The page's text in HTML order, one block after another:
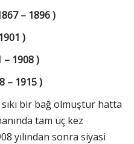
– 1896 )
)
– 1908 )
– 1915 )
bir bağ olmuştur hatta
tam üç kez
yılından sonra siyasi